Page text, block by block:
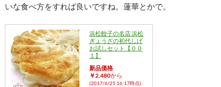
いな食べ方をすれば良いですね。蓮華とかで。
浜松餃子の名店 浜松
ぎょうざの初代しげ
お試しセット【００
１】
新品価格
￥2,480から
(2017/6/25 16:17時点)